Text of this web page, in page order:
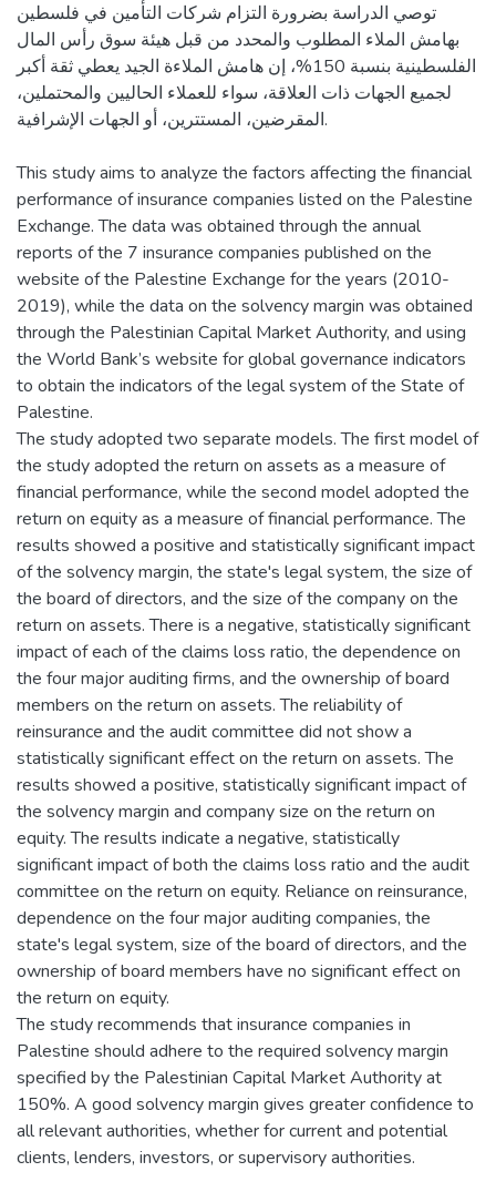
توصي الدراسة بضرورة التزام شركات التأمين في فلسطين
بهامش الملاء المطلوب والمحدد من قبل هيئة سوق رأس المال
الفلسطينية بنسبة 150%، إن هامش الملاءة الجيد يعطي ثقة أكبر
لجميع الجهات ذات العلاقة، سواء للعملاء الحاليين والمحتملين،
المقرضين، المستترين، أو الجهات الإشرافية.
This study aims to analyze the factors affecting the financial
performance of insurance companies listed on the Palestine
Exchange. The data was obtained through the annual
reports of the 7 insurance companies published on the
website of the Palestine Exchange for the years (2010-
2019), while the data on the solvency margin was obtained
through the Palestinian Capital Market Authority, and using
the World Bank’s website for global governance indicators
to obtain the indicators of the legal system of the State of
Palestine.
The study adopted two separate models. The first model of
the study adopted the return on assets as a measure of
financial performance, while the second model adopted the
return on equity as a measure of financial performance. The
results showed a positive and statistically significant impact
of the solvency margin, the state's legal system, the size of
the board of directors, and the size of the company on the
return on assets. There is a negative, statistically significant
impact of each of the claims loss ratio, the dependence on
the four major auditing firms, and the ownership of board
members on the return on assets. The reliability of
reinsurance and the audit committee did not show a
statistically significant effect on the return on assets. The
results showed a positive, statistically significant impact of
the solvency margin and company size on the return on
equity. The results indicate a negative, statistically
significant impact of both the claims loss ratio and the audit
committee on the return on equity. Reliance on reinsurance,
dependence on the four major auditing companies, the
state's legal system, size of the board of directors, and the
ownership of board members have no significant effect on
the return on equity.
The study recommends that insurance companies in
Palestine should adhere to the required solvency margin
specified by the Palestinian Capital Market Authority at
150%. A good solvency margin gives greater confidence to
all relevant authorities, whether for current and potential
clients, lenders, investors, or supervisory authorities.